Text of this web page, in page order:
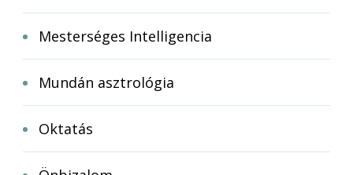
Mesterséges Intelligencia
Mundán asztrológia
Oktatás